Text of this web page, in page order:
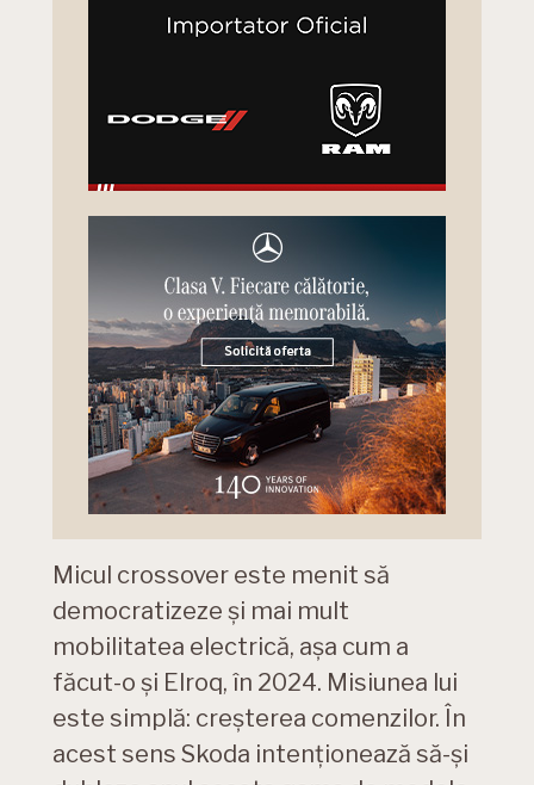
Micul crossover este menit să
democratizeze și mai mult
mobilitatea electrică, așa cum a
făcut-o și Elroq, în 2024. Misiunea lui
este simplă: creșterea comenzilor. În
acest sens Skoda intenționează să-și